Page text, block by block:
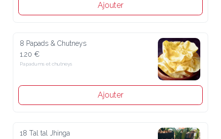
Ajouter
8 Papads & Chutneys
1.20 €
Papadums et chutneys
Ajouter
18 Tal tal Jhinga